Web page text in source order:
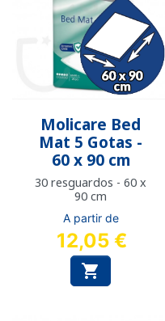
Molicare Bed
Mat 5 Gotas -
60 x 90 cm
30 resguardos - 60 x
90 cm
A partir de
12,05 €
